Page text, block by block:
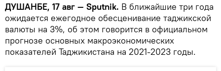
ДУШАНБЕ, 17 авг — Sputnik. В ближайшие три года
ожидается ежегодное обесценивание таджикской
валюты на 3%, об этом говорится в официальном
прогнозе основных макроэкономических
показателей Таджикистана на 2021-2023 годы.